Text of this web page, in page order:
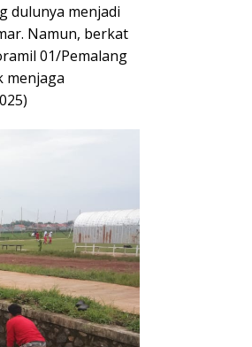
dulunya menjadi
Namun, berkat
01/Pemalang
menjaga